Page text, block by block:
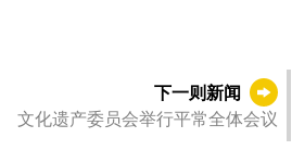
下一则新闻
文化遗产委员会举行平常全体会议